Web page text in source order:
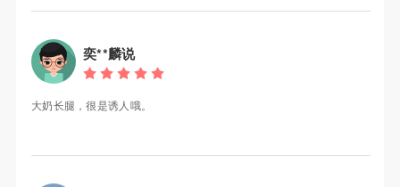
奕**麟说
大奶长腿，很是诱人哦。